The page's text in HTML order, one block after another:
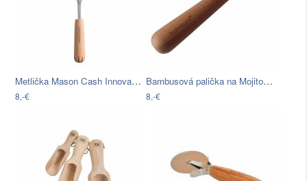
Metlička Mason Cash Innovative
8,-€
Bambusová palička na Mojito Bambum…
8,-€